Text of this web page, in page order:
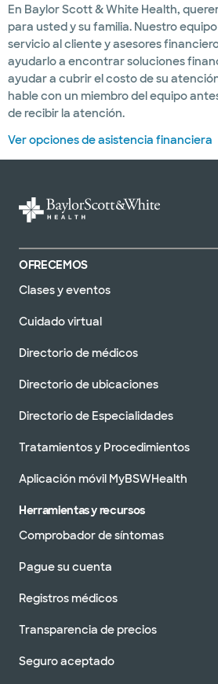
En Baylor Scott & White Health,
para usted y su familia. Nuestro
servicio al cliente y asesores
ayudarlo a encontrar soluciones
ayudar a cubrir el costo de su
hable con un miembro del equipo
de recibir la atención.
Ver opciones de asistencia financiera
OFRECEMOS
Clases y eventos
Cuidado virtual
Directorio de médicos
Directorio de ubicaciones
Directorio de Especialidades
Tratamientos y Procedimientos
Aplicación móvil MyBSWHealth
Herramientas y recursos
Comprobador de síntomas
Pague su cuenta
Registros médicos
Transparencia de precios
Seguro aceptado